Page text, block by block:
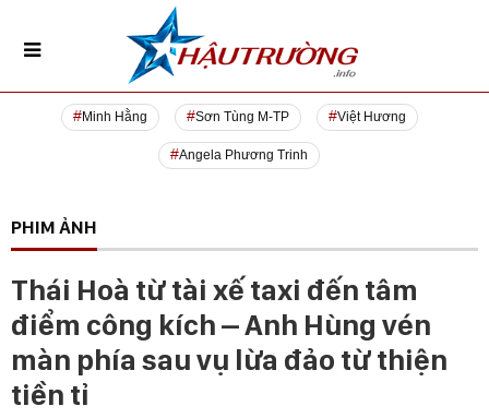
Minh Hằng Sơn Tùng M-TP Việt Hương
Angela Phương Trinh
PHIM ẢNH
Thái Hoà từ tài xế taxi đến tâm
điểm công kích – Anh Hùng vén
màn phía sau vụ lừa đảo từ thiện
tiền tỉ